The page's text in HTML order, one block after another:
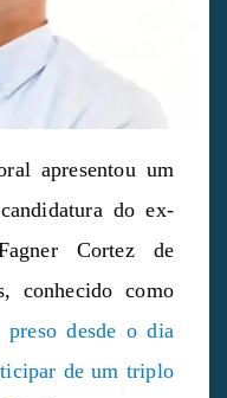
apresentou um
do ex-
Cortez de
conhecido como
preso desde o dia
de um triplo